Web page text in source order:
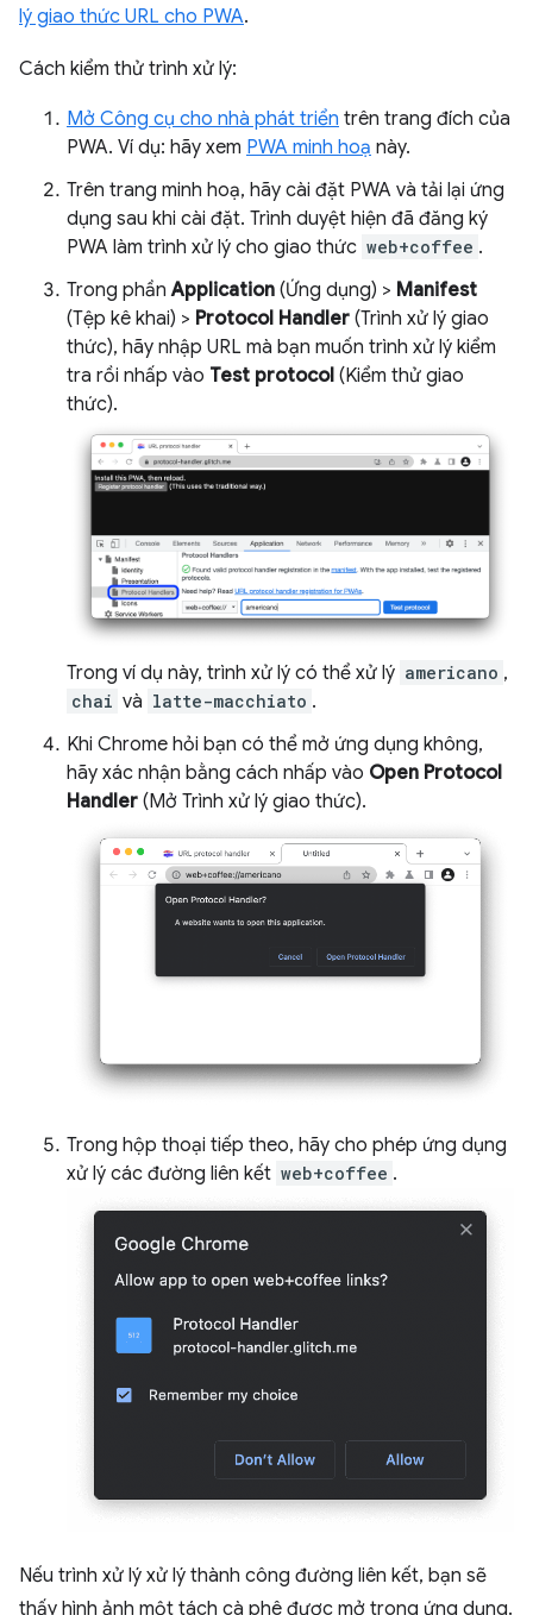
lý giao thức URL cho PWA.
Cách kiểm thử trình xử lý:
Mở Công cụ cho nhà phát triển trên trang đích của
PWA. Ví dụ: hãy xem PWA minh hoạ này.
Trên trang minh hoạ, hãy cài đặt PWA và tải lại ứng
dụng sau khi cài đặt. Trình duyệt hiện đã đăng ký
PWA làm trình xử lý cho giao thức web+coffee .
Trong phầnApplication (Ứng dụng) > Manifest
(Tệp kê khai) > Protocol Handler (Trình xử lý giao
thức), hãy nhập URL mà bạn muốn trình xử lý kiểm
tra rồi nhấp vào Test protocol (Kiểm thử giao
thức).
Trong ví dụ này, trình xử lý có thể xử lý americano ,
chai và latte-macchiato .
Khi Chrome hỏi bạn có thể mở ứng dụng không,
hãy xác nhận bằng cách nhấp vào Open Protocol
Handler (Mở Trình xử lý giao thức).
Trong hộp thoại tiếp theo, hãy cho phép ứng dụng
xử lý các đường liên kết web+coffee .
Nếu trình xử lý xử lý thành công đường liên kết, bạn sẽ
thấy hình ảnh một tách cà phê được mở trong ứng dụng.